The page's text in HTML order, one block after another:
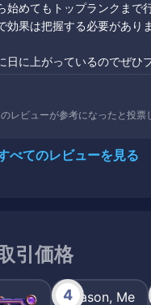
めてもトップランクまで
果は把握する必要があり
に上がっているのでぜひ
のレビューが参考になったと投票
べてのレビューを見る
引価格
4